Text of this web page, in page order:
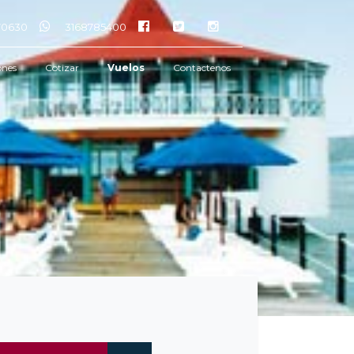
3168785400
Cotizar Vuelos Contactenos